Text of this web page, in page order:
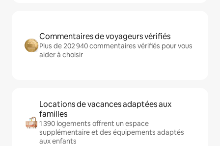
Commentaires de voyageurs vérifiés
Plus de 202 940 commentaires vérifiés pour vous
aider à choisir
Locations de vacances adaptées aux
familles
1 390 logements offrent un espace
supplémentaire et des équipements adaptés
aux enfants